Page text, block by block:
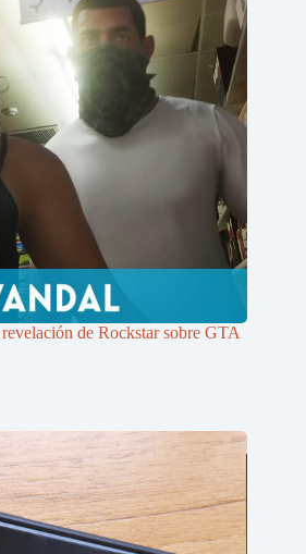
de Rockstar sobre GTA